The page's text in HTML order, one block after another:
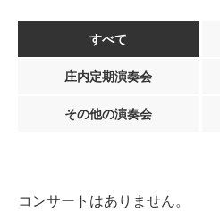
すべて
庄内定期演奏会
その他の演奏会
コンサートはありません。